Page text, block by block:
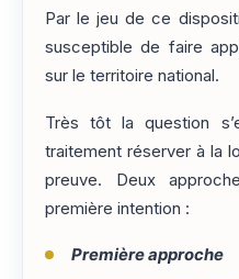
Par le jeu de ce
susceptible de faire
sur le territoire national.
Très tôt la question
traitement réserver à la
preuve. Deux
première intention :
Première approche